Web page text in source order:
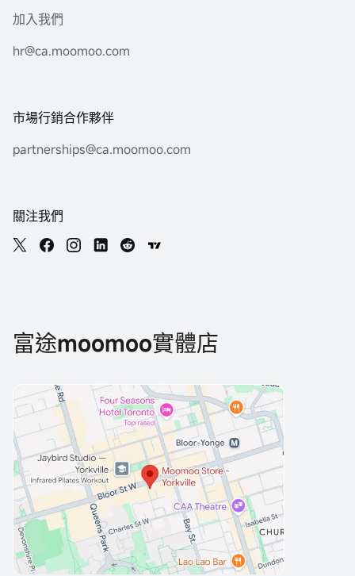
加入我們
hr@ca.moomoo.com
市場行銷合作夥伴
partnerships@ca.moomoo.com
關注我們
富途moomoo實體店